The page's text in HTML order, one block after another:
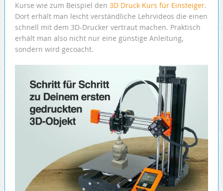
Kurse wie zum Beispiel den 3D Druck Kurs für Einsteiger.
Dort erhält man leicht verständliche Lehrvideos die einen
schnell mit dem 3D-Drucker vertraut machen. Praktisch
erhält man also nicht nur eine günstige Anleitung,
sondern wird gecoacht.